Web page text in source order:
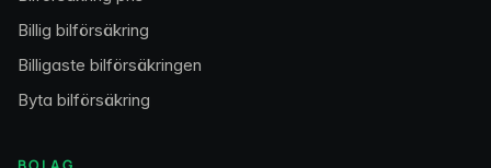
Billig bilförsäkring
Billigaste bilförsäkringen
Byta bilförsäkring